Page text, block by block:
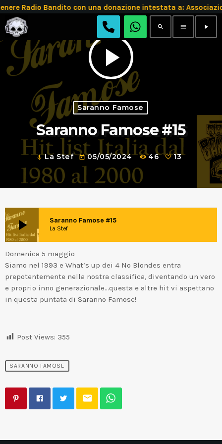
Radio Bandito con una donazione intestata a:
search menu play_arrow
play_arrow
Saranno Famose
Saranno Famose #15
mic La Stef today 05/05/2024 46 13
play_arrow Saranno Famose #15
La Stef
Domenica 5 maggio
Siamo nel 1993 e What’s up dei 4 No Blondes entra
prepotentemente nella nostra classifica, diventando un vero
e proprio inno generazionale…questa e altre hit vi aspettano
in questa puntata di Saranno Famose!
Post Views: 355
SARANNO FAMOSE
email